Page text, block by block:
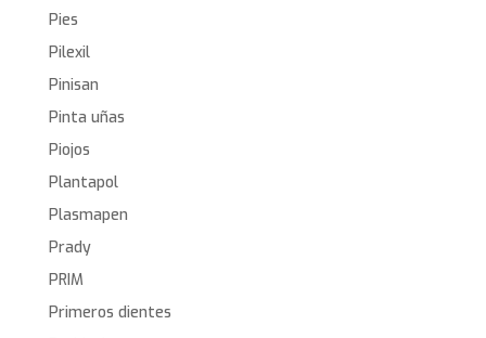
Pies
Pilexil
Pinisan
Pinta uñas
Piojos
Plantapol
Plasmapen
Prady
PRIM
Primeros dientes